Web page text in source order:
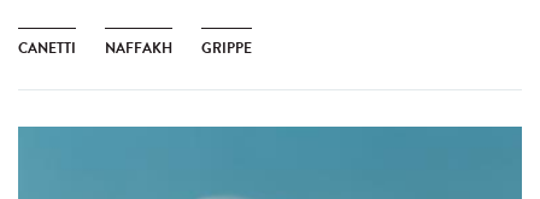
CANETTI NAFFAKH GRIPPE